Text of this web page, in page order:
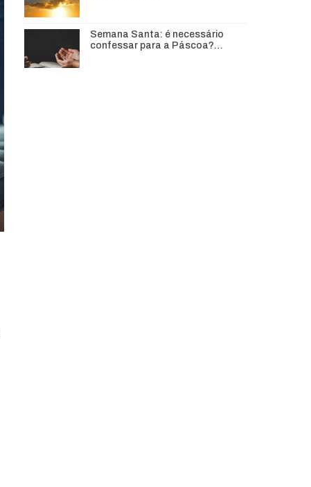
Semana Santa: é necessário
confessar para a Páscoa?…